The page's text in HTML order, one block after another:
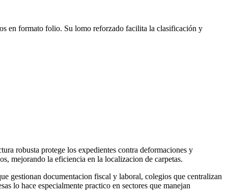
en formato folio. Su lomo reforzado facilita la clasificación y
robusta protege los expedientes contra deformaciones y
mejorando la eficiencia en la localizacion de carpetas.
gestionan documentacion fiscal y laboral, colegios que centralizan
lo hace especialmente practico en sectores que manejan